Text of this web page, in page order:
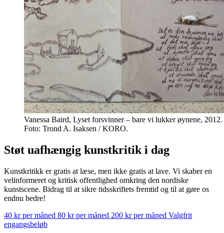
Vanessa Baird, Lyset forsvinner – bare vi lukker øynene,
Foto: Trond A. Isaksen / KORO.
Støt uafhængig kunstkritik i dag
Kunstkritikk er gratis at læse, men ikke gratis at lave. Vi skaber en
velinformeret og kritisk offentlighed omkring den nordiske
kunstscene. Bidrag til at sikre tidsskriftets fremtid og til at gøre os
endnu bedre!
40 kr per måned 80 kr per måned 200 kr per måned Valgfrit
engangsbeløb